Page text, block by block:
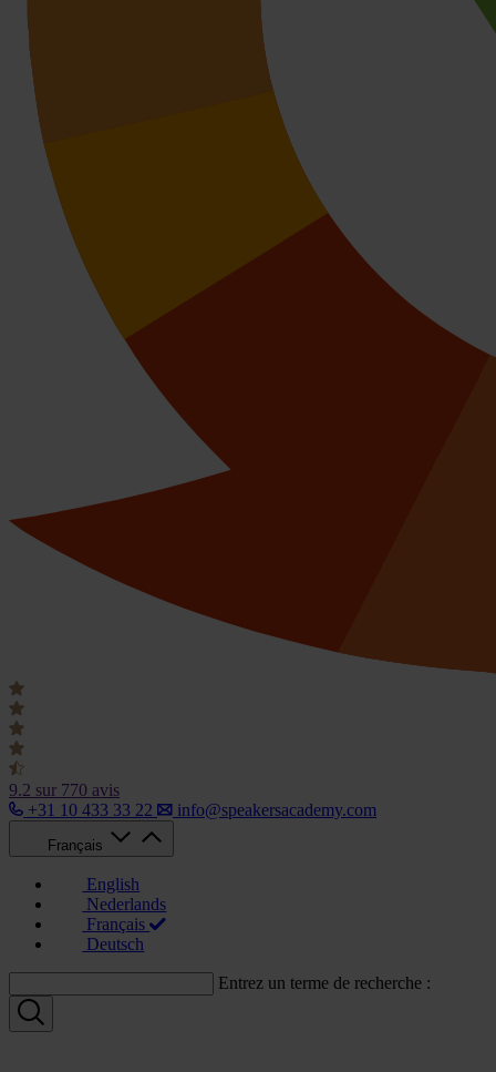
9.2 sur 770 avis
+31 10 433 33 22
info@speakersacademy.com
Français
English
Nederlands
Français
Deutsch
Entrez un terme de recherche :